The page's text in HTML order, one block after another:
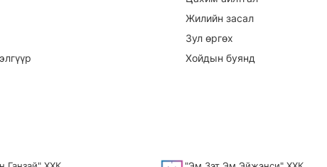
Жилийн засал
Зул өргөх
Хойдын буянд